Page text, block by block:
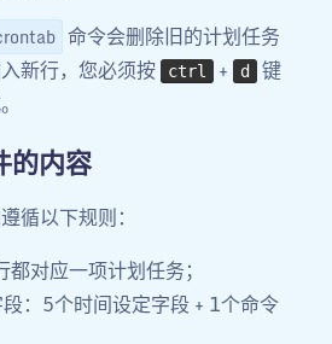
命令会删除旧的计划任务
新行，您必须按
ctrl + d
键
的内容
循以下规则：
对应一项计划任务；
：5个时间设定字段 + 1个命令